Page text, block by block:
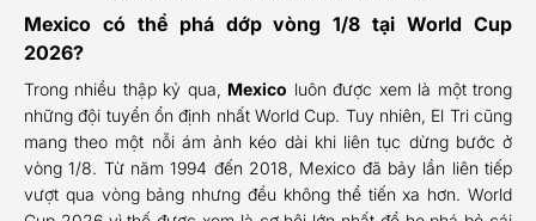
Mexico có thể phá dớp vòng 1/8 tại World Cup
2026?
Trong nhiều thập kỷ qua, Mexico luôn được xem là một trong
những đội tuyển ổn định nhất World Cup. Tuy nhiên, El Tri cũng
mang theo một nỗi ám ảnh kéo dài khi liên tục dừng bước ở
vòng 1/8. Từ năm 1994 đến 2018, Mexico đã bảy lần liên tiếp
vượt qua vòng bảng nhưng đều không thể tiến xa hơn. World